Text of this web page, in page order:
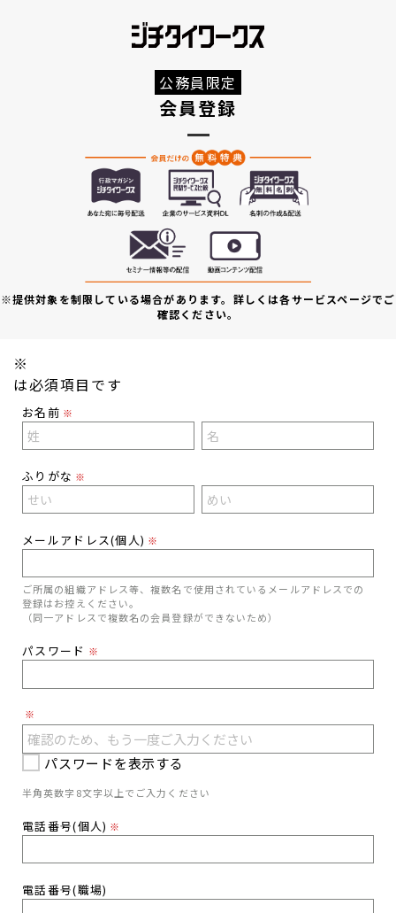
公務員限定
会員登録
※提供対象を制限している場合があります。詳しくは各サービスページでご
確認ください。
※
は必須項目です
お名前 ※
ふりがな ※
メールアドレス(個人) ※
ご所属の組織アドレス等、複数名で使用されているメールアドレスでの
登録はお控えください。
（同一アドレスで複数名の会員登録ができないため）
パスワード ※
※
パスワードを表示する
半角英数字8文字以上でご入力ください
電話番号(個人) ※
電話番号(職場)